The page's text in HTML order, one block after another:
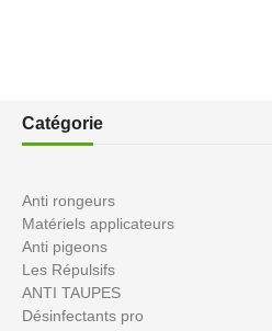
Catégorie
Anti rongeurs
Matériels applicateurs
Anti pigeons
Les Répulsifs
ANTI TAUPES
Désinfectants pro